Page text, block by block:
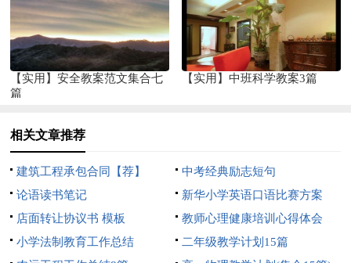
【实用】安全教案范文集合七
篇
【实用】中班科学教案3篇
相关文章推荐
建筑工程承包合同【荐】
中考经典励志短句
论语读书笔记
新华小学英语口语比赛方案
店面转让协议书 模板
教师心理健康培训心得体会
小学法制教育工作总结
二年级教学计划15篇